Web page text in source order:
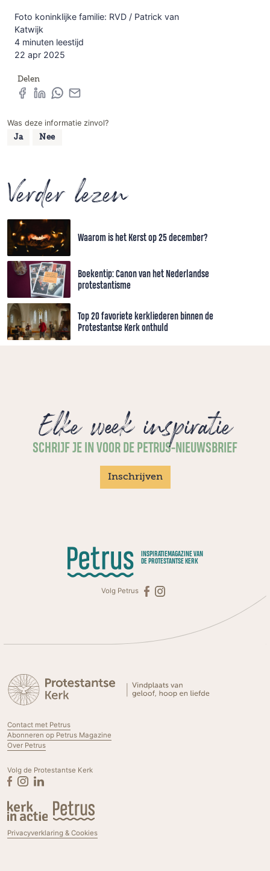
Foto koninklijke familie: RVD / Patrick van
Katwijk
4 minuten leestijd
22 apr 2025
Delen
Was deze informatie zinvol?
Ja Nee
Verder lezen
Waarom is het Kerst op 25 december?
Boekentip: Canon van het Nederlandse
protestantisme
Top 20 favoriete kerkliederen binnen de
Protestantse Kerk onthuld
Elke week inspiratie
SCHRIJF JE IN VOOR DE PETRUS-NIEUWSBRIEF
Inschrijven
INSPIRATIEMAGAZINE VAN
DE PROTESTANTSE KERK
Volg Petrus
Contact met Petrus
Abonneren op Petrus Magazine
Over Petrus
Volg de Protestantse Kerk
Privacyverklaring & Cookies